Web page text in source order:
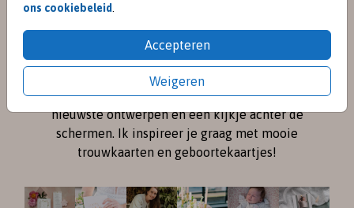
ons cookiebeleid
Accepteren
Weigeren
meet me on
SOCIAL MEDIA
Volg me online viaInstagramenPinterestvoor de
nieuwste ontwerpen en een kijkje achter de
schermen. Ik inspireer je graag met mooie
trouwkaarten en geboortekaartjes!